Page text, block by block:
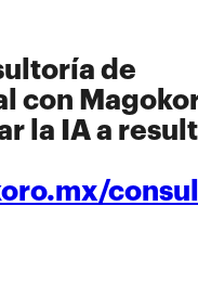
de
con
la IA a